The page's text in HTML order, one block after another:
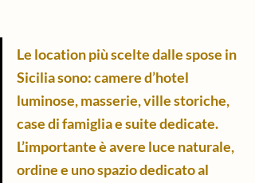
Le location più scelte dalle spose in
Sicilia sono: camere d’hotel
luminose, masserie, ville storiche,
case di famiglia e suite dedicate.
L’importante è avere luce naturale,
ordine e uno spazio dedicato al